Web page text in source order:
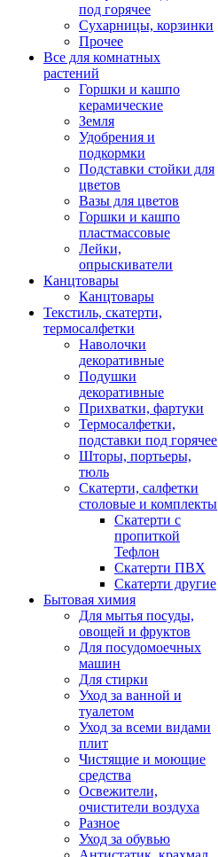
под горячее
Сухарницы, корзинки
Прочее
Все для комнатных
растений
Горшки и кашпо
керамические
Земля
Удобрения и
подкормки
Подставки стойки для
цветов
Вазы для цветов
Горшки и кашпо
пластмассовые
Лейки,
опрыскиватели
Канцтовары
Канцтовары
Текстиль, скатерти,
термосалфетки
Наволочки
декоративные
Подушки
декоративные
Прихватки, фартуки
Термосалфетки,
подставки под горячее
Шторы, портьеры,
тюль
Скатерти, салфетки
столовые и комплекты
Скатерти с
пропиткой
Тефлон
Скатерти ПВХ
Скатерти другие
Бытовая химия
Для мытья посуды,
овощей и фруктов
Для посудомоечных
машин
Для стирки
Уход за ванной и
туалетом
Уход за всеми видами
плит
Чистящие и моющие
средства
Освежители,
очистители воздуха
Разное
Уход за обувью